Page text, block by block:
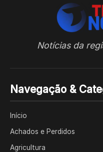
Notícias da
Navegação &
Início
Achados e Perdidos
Agricultura